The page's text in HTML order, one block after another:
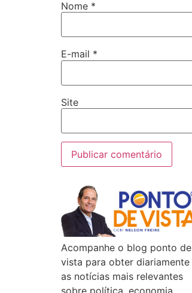
Nome *
E-mail *
Site
Acompanhe o blog ponto de
vista para obter diariamente
as notícias mais relevantes
sobre política, economia,